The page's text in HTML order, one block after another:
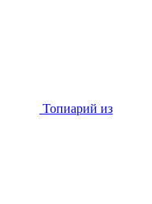
Топиарий из